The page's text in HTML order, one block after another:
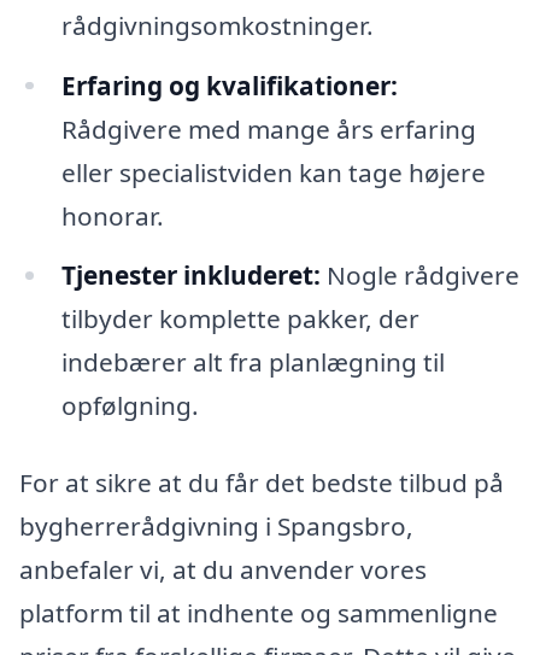
rådgivningsomkostninger.
Erfaring og kvalifikationer:
Rådgivere med mange års erfaring
eller specialistviden kan tage højere
honorar.
Tjenester inkluderet: Nogle rådgivere
tilbyder komplette pakker, der
indebærer alt fra planlægning til
opfølgning.
For at sikre at du får det bedste tilbud på
bygherrerådgivning i Spangsbro,
anbefaler vi, at du anvender vores
platform til at indhente og sammenligne